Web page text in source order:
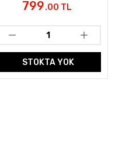
799.00 TL
STOKTA YOK